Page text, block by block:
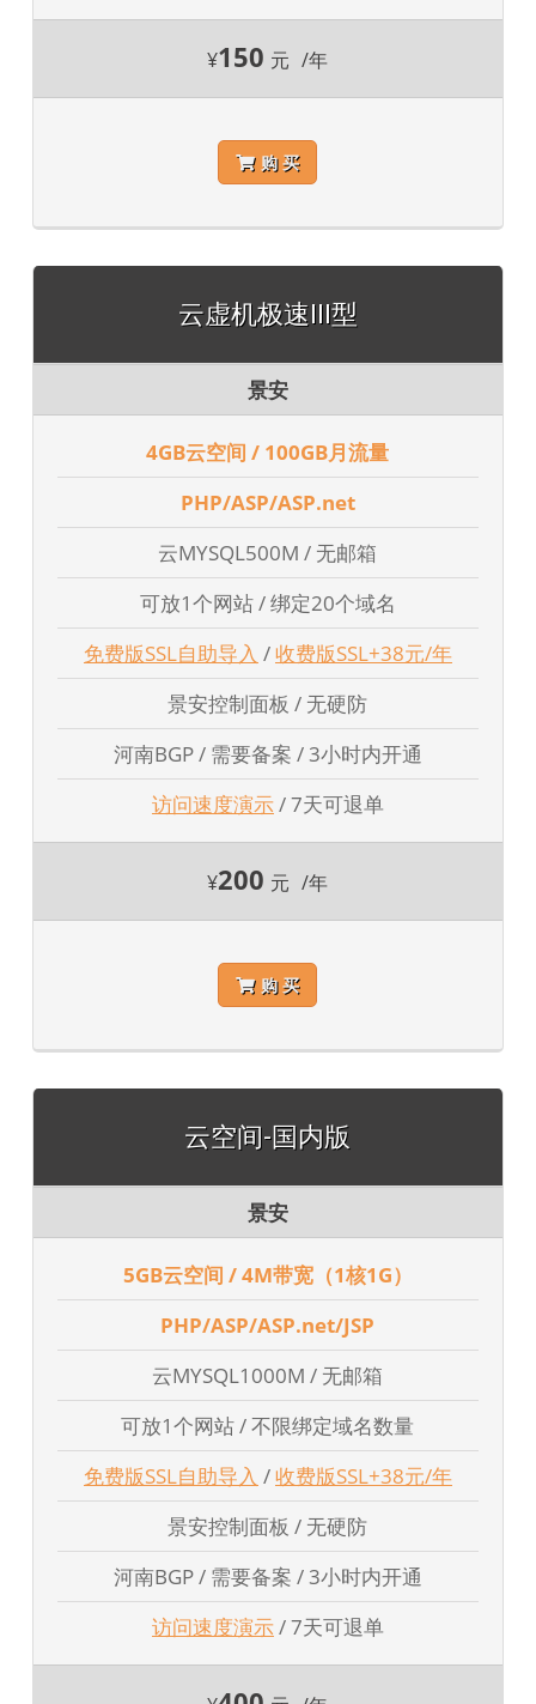
¥150 元 /年
购 买
云虚机极速III型
景安
4GB云空间 / 100GB月流量
PHP/ASP/ASP.net
云MYSQL500M / 无邮箱
可放1个网站 / 绑定20个域名
免费版SSL自助导入 /收费版SSL+38元/年
景安控制面板 / 无硬防
河南BGP / 需要备案 / 3小时内开通
访问速度演示/ 7天可退单
¥200 元 /年
购 买
云空间-国内版
景安
5GB云空间 / 4M带宽（1核1G）
PHP/ASP/ASP.net/JSP
云MYSQL1000M / 无邮箱
可放1个网站 / 不限绑定域名数量
免费版SSL自助导入 /收费版SSL+38元/年
景安控制面板 / 无硬防
河南BGP / 需要备案 / 3小时内开通
访问速度演示/ 7天可退单